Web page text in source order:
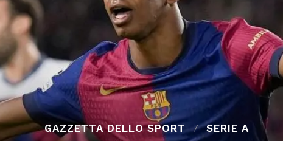
GAZZETTA DELLO SPORT SERIE A